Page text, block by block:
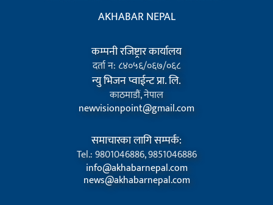
AKHABAR NEPAL
कम्पनी रजिष्ट्रार कार्यालय
दर्ता न: ८४०५६/०६७/०६८
न्यु भिजन प्वाईन्ट प्रा. लि.
काठमाडौं, नेपाल
newvisionpoint@gmail.com
समाचारका लागि सम्पर्क:
Tel.: 9801046886, 9851046886
info@akhabarnepal.com
news@akhabarnepal.com